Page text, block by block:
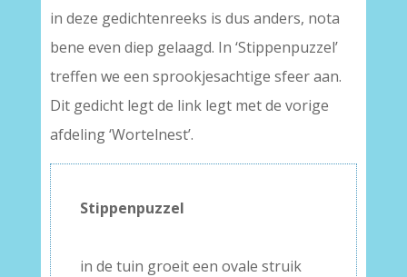
in deze gedichtenreeks is dus anders, nota
bene even diep gelaagd. In ‘Stippenpuzzel’
treffen we een sprookjesachtige sfeer aan.
Dit gedicht legt de link legt met de vorige
afdeling ‘Wortelnest’.
Stippenpuzzel
in de tuin groeit een ovale struik